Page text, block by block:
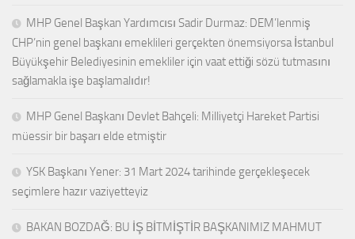
MHP Genel Başkan Yardımcısı Sadir Durmaz: DEM’lenmiş
CHP’nin genel başkanı emeklileri gerçekten önemsiyorsa İstanbul
Büyükşehir Belediyesinin emekliler için vaat ettiği sözü tutmasını
sağlamakla işe başlamalıdır!
MHP Genel Başkanı Devlet Bahçeli: Milliyetçi Hareket Partisi
müessir bir başarı elde etmiştir
YSK Başkanı Yener: 31 Mart 2024 tarihinde gerçekleşecek
seçimlere hazır vaziyetteyiz
BAKAN BOZDAĞ: BU İŞ BİTMİŞTİR BAŞKANIMIZ MAHMUT